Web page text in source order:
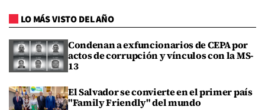
LO MÁS VISTO DEL AÑO
Condenan a exfuncionarios de CEPA por
actos de corrupción y vínculos con la MS-
13
El Salvador se convierte en el primer país
"Family Friendly" del mundo